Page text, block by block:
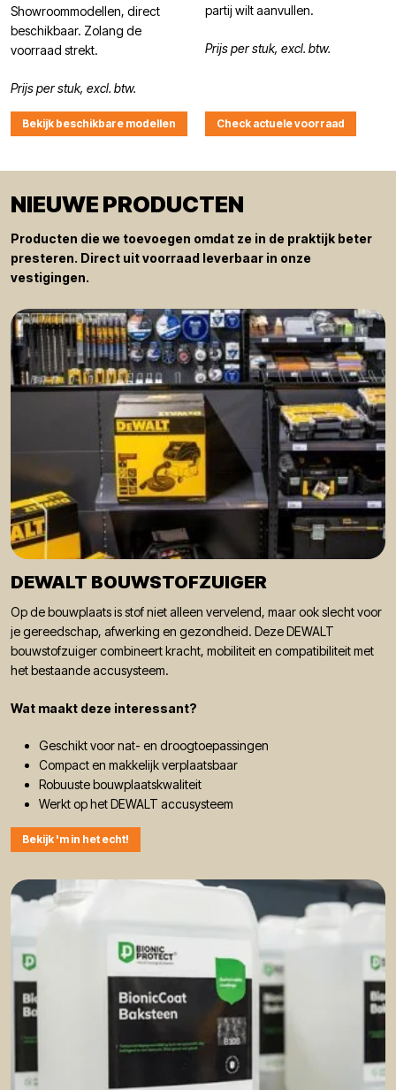
Showroommodellen, direct
beschikbaar. Zolang de
voorraad strekt.
Prijs per stuk, excl. btw.
Bekijk beschikbare modellen
partij wilt aanvullen.
Prijs per stuk, excl. btw.
Check actuele voorraad
NIEUWE PRODUCTEN
Producten die we toevoegen omdat ze in de praktijk beter
presteren. Direct uit voorraad leverbaar in onze
vestigingen.
DEWALT BOUWSTOFZUIGER
Op de bouwplaats is stof niet alleen vervelend, maar ook slecht voor
je gereedschap, afwerking en gezondheid. Deze DEWALT
bouwstofzuiger combineert kracht, mobiliteit en compatibiliteit met
het bestaande accusysteem.
Wat maakt deze interessant?
Geschikt voor nat- en droogtoepassingen
Compact en makkelijk verplaatsbaar
Robuuste bouwplaatskwaliteit
Werkt op het DEWALT accusysteem
Bekijk 'm in het echt!